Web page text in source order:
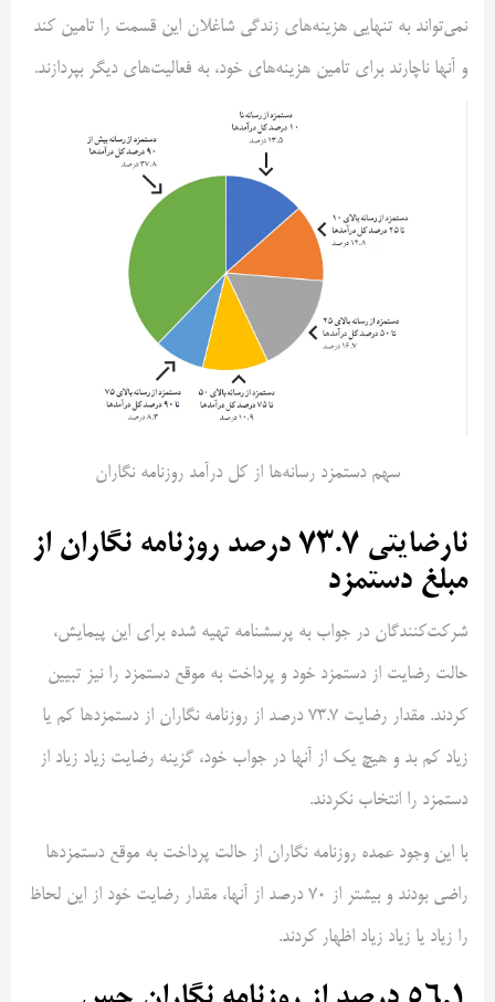
نمی‌تواند به تنهایی هزینه‌های زندگی شاغلان این قسمت را تامین کند
و آنها ناچارند برای تامین هزینه‌های خود، به فعالیت‌های دیگر بپردازند.
سهم دستمزد رسانه‌ها از کل درآمد روزنامه نگاران
نارضایتی 73.7 درصد روزنامه نگاران از
مبلغ دستمزد
شرکت‌کنندگان در جواب به پرسشنامه تهیه شده برای این پیمایش،
حالت رضایت از دستمزد خود و پرداخت به موقع دستمزد را نیز تبیین
کردند. مقدار رضایت 73.7 درصد از روزنامه نگاران از دستمزدها کم یا
زیاد کم بد و هیچ یک از آنها در جواب خود، گزینه رضایت زیاد زیاد از
دستمزد را انتخاب نکردند.
با این وجود عمده روزنامه نگاران از حالت پرداخت به موقع دستمزدها
راضی بودند و بیشتر از 70 درصد از آنها، مقدار رضایت خود از این لحاظ
را زیاد یا زیاد زیاد اظهار کردند.